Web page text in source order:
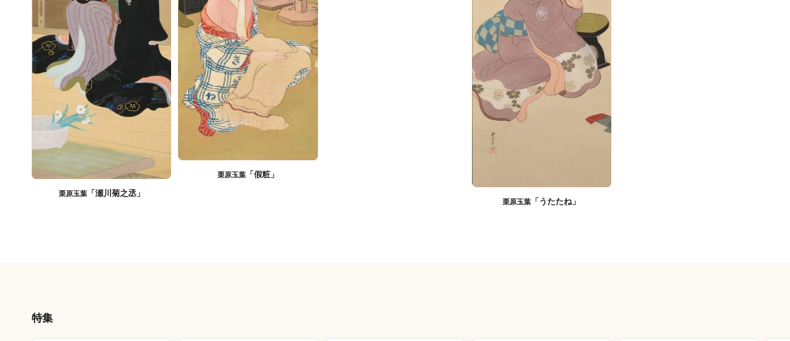
栗原玉葉「瀬川菊之丞」
栗原玉葉 「假粧」
栗原玉葉 「うたたね」
特集